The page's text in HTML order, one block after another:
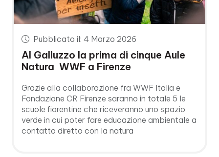
Pubblicato il: 4 Marzo 2026
Al Galluzzo la prima di cinque Aule
Natura WWF a Firenze
Grazie alla collaborazione fra WWF Italia e
Fondazione CR Firenze saranno in totale 5 le
scuole fiorentine che riceveranno uno spazio
verde in cui poter fare educazione ambientale a
contatto diretto con la natura